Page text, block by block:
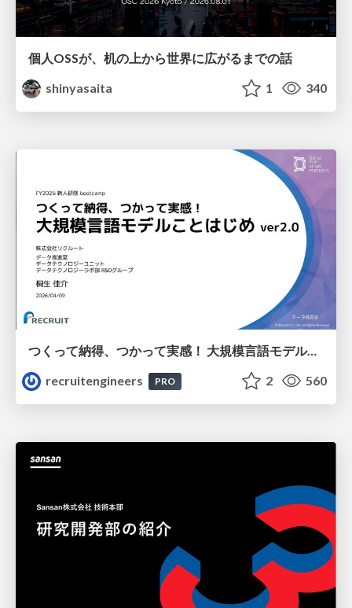
個人OSSが、机の上から世界に広がるまでの話
shinyasaita
1 340
つくって納得、つかって実感！ 大規模言語モデルことはじめ ver2.0
recruitengineers
PRO 2 560